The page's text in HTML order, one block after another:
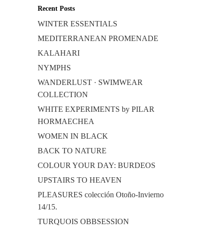
Recent Posts
WINTER ESSENTIALS
MEDITERRANEAN PROMENADE
KALAHARI
NYMPHS
WANDERLUST · SWIMWEAR
COLLECTION
WHITE EXPERIMENTS by PILAR
HORMAECHEA
WOMEN IN BLACK
BACK TO NATURE
COLOUR YOUR DAY: BURDEOS
UPSTAIRS TO HEAVEN
PLEASURES colección Otoño-Invierno
14/15.
TURQUOIS OBBSESSION